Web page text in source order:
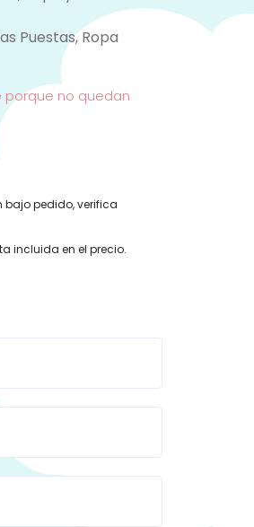
Puestas,Ropa
porque no quedan
bajo pedido, verifica
incluida en el precio.